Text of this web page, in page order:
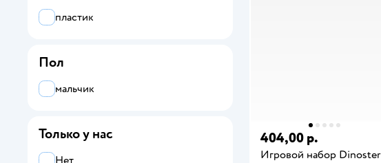
404,00 р.
Игровой набор Dinoster
Jurassic World
Kiana Group
KiddiePlay
пластик
Пол
мальчик
Только у нас
Нет